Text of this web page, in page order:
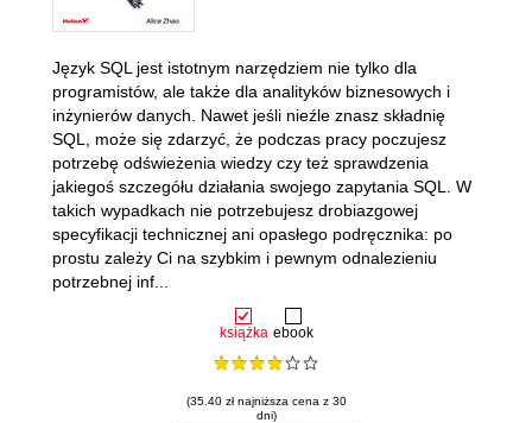
książka ebook
(35.40 zł najniższa cena z 30
dni)
Język SQL jest istotnym narzędziem nie tylko dla
programistów, ale także dla analityków biznesowych i
inżynierów danych. Nawet jeśli nieźle znasz składnię
SQL, może się zdarzyć, że podczas pracy poczujesz
potrzebę odświeżenia wiedzy czy też sprawdzenia
jakiegoś szczegółu działania swojego zapytania SQL. W
takich wypadkach nie potrzebujesz drobiazgowej
specyfikacji technicznej ani opasłego podręcznika: po
prostu zależy Ci na szybkim i pewnym odnalezieniu
potrzebnej inf...